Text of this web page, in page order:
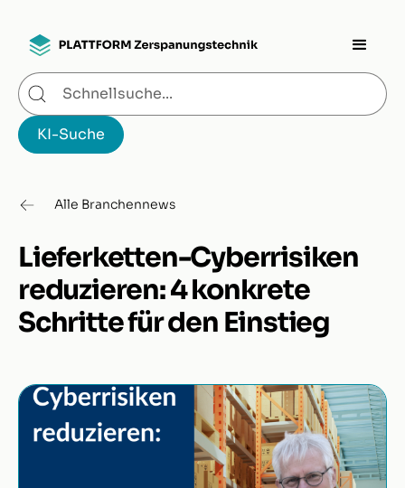
Alle Branchennews
Lieferketten-Cyberrisiken
reduzieren: 4 konkrete
Schritte für den Einstieg